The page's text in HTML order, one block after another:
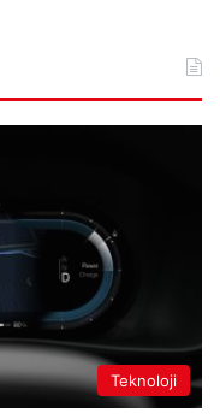
Teknoloji